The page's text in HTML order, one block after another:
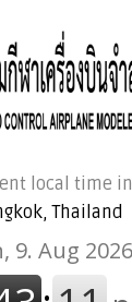
local time in
Thailand